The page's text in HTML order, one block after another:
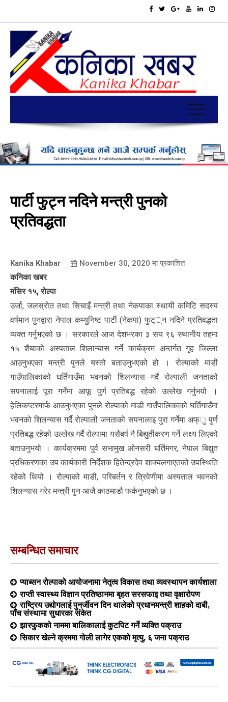
पार्टी फुट्न नदिने मन्त्री पुनको
प्रतिवद्धता
Kanika Khabar November 30, 2020 मा प्रकाशित
कनिका खबर
मंसिर १५, रोल्पा
उर्जा, जलस्रोत तथा सिचाइँ मन्त्री तथा नेकपाका स्थायी कमिटि सदस्य
वर्षमान पुनद्वारा नेपाल कम्युनिष्ट पार्टी (नेकपा) फुट््न नदिने प्रतिवद्धता
व्यक्त गर्नुभएको छ । सरकारले आज देशभरका ३ सय ९६ स्थानीय तहमा
१५ शैयाको अस्पताल शिलान्यास गर्ने कार्यक्रम अन्तर्गत गृह जिल्ला
आउनुभएका मन्त्री पुनले यस्तो बताउनुभएको हो । रोल्पाको माडी
गाउँपालिकाको घर्तिगाउँमा भवनको शिलन्यास गर्दै रोल्पाली जनताको
सपनालाई पूरा गर्नेमा आफू पुर्ण प्रतिबद्ध रहेको उल्लेख गर्नुभयो ।
हेलिकप्टरमार्फ आउनुभएका पुनले रोल्पाको माडी गाउँपालिकाको घर्तिगाउँमा
भवनको शिलन्यास गर्दै रोल्पाली जनताको सपनालाइ पुरा गर्नेमा अफ्ु पुर्ण
प्रतिबद्ध रहेको उल्लेख गर्दै रोल्पामा यसैबर्ष नै बिद्युतीकरण गर्ने लक्ष्य लिएको
बताउनुभयो । कार्यक्रममा पुर्व सभामुख ओनसरी घर्तिमगर, नेपाल बिद्युत
प्रधिकरणका उप कार्यकारी निर्देशक हितेन्द्रदेव शाक्यलगाएतको उपस्थिति
रहेको थियो । रोल्पाको माडी, परिबर्तन र त्रिवेणीमा अस्पताल भवनको
शिलन्यास गरेर मन्त्री पुन आजै काठमाडौ फर्कनुभएको छ ।
सम्बन्धित समाचार
प्याब्सन रोल्पाको आयोजनामा नेतृत्व विकास तथा व्यवस्थापन कार्यशाला
राप्ती स्वास्थ्य विज्ञान प्रतिष्ठानमा बृहत सरसफाइ तथा वृक्षारोपण
राष्ट्रिय उद्योगलाई पुनर्जीवन दिन थालेको प्रधानमन्त्री शाहको दाबी,
पाँच संस्थामा सुधारका संकेत
झारफुकको नाममा बालिकालाई कुटपिट गर्ने व्यक्ति पक्राउ
सिकार खेल्ने क्रममा गोली लागेर एकको मृत्यु, ६ जना पक्राउ